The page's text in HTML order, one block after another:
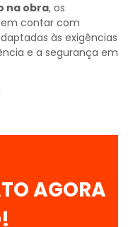
na obra, os
contar com
às exigências
e a segurança em
AGORA